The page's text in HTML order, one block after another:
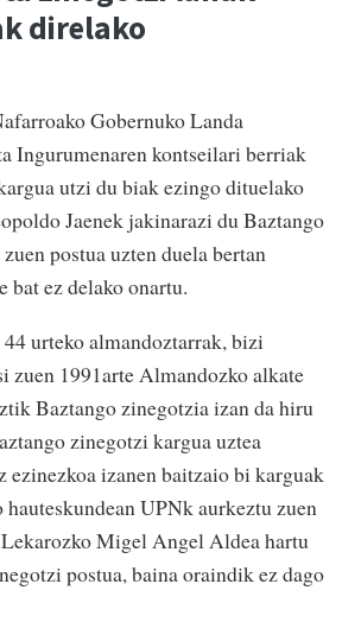
direlako
Gobernuko Landa
Ingurumenaren kontseilari berriak
utzi du biak ezingo dituelako
Jaenek jakinarazi du Baztango
postua uzten duela bertan
ez delako onartu.
urteko almandoztarrak, bizi
zuen 1991arte Almandozko alkate
Baztango zinegotzia izan da hiru
zinegotzi kargua uztea
ezinezkoa izanen baitzaio bi karguak
hauteskundean UPNk aurkeztu zuen
Lekarozko Migel Angel Aldea hartu
postua, baina oraindik ez dago